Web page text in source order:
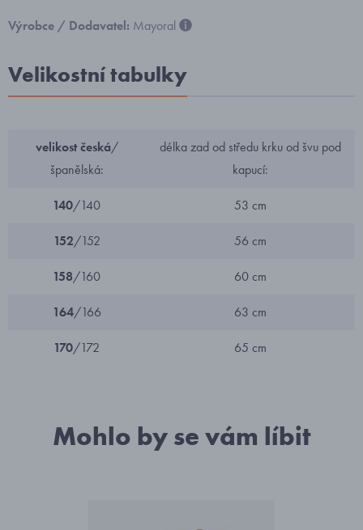
Výrobce / Dodavatel: Mayoral
Velikostní tabulky
velikost česká/
španělská:
délka zad od středu krku od švu pod
kapucí:
140/140 53 cm
152/152 56 cm
158/160 60 cm
164/166 63 cm
170/172 65 cm
Mohlo by se vám líbit